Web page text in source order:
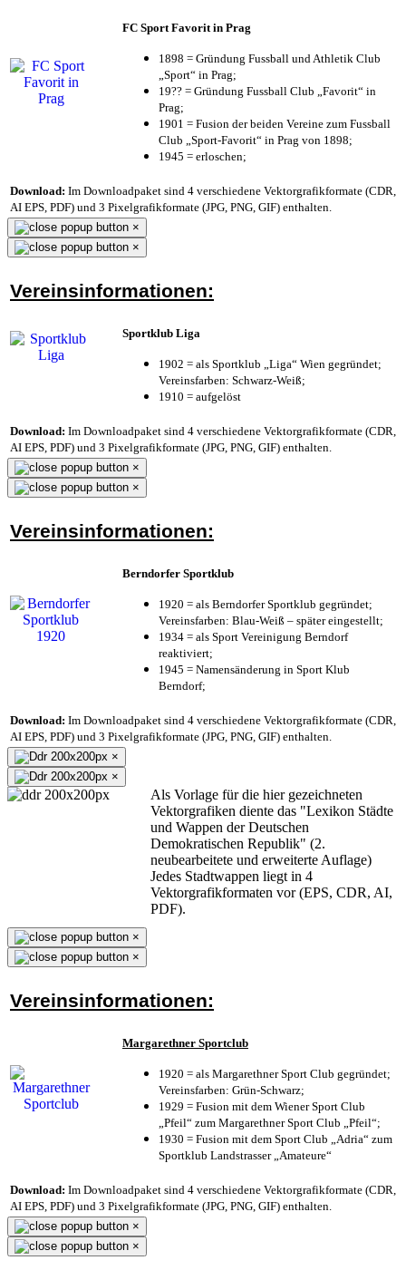
FC Sport Favorit in Prag
1898 = Gründung Fussball und Athletik Club
„Sport“ in Prag;
19?? = Gründung Fussball Club „Favorit“ in
Prag;
1901 = Fusion der beiden Vereine zum Fussball
Club „Sport-Favorit“ in Prag von 1898;
1945 = erloschen;
Download: Im Downloadpaket sind 4 verschiedene Vektorgrafikformate (CDR,
AI EPS, PDF) und 3 Pixelgrafikformate (JPG, PNG, GIF) enthalten.
×
×
Vereinsinformationen:
Sportklub Liga
1902 = als Sportklub „Liga“ Wien gegründet;
Vereinsfarben: Schwarz-Weiß;
1910 = aufgelöst
Download: Im Downloadpaket sind 4 verschiedene Vektorgrafikformate (CDR,
AI EPS, PDF) und 3 Pixelgrafikformate (JPG, PNG, GIF) enthalten.
×
×
Vereinsinformationen:
Berndorfer Sportklub
1920 = als Berndorfer Sportklub gegründet;
Vereinsfarben: Blau-Weiß – später eingestellt;
1934 = als Sport Vereinigung Berndorf
reaktiviert;
1945 = Namensänderung in Sport Klub
Berndorf;
Download: Im Downloadpaket sind 4 verschiedene Vektorgrafikformate (CDR,
AI EPS, PDF) und 3 Pixelgrafikformate (JPG, PNG, GIF) enthalten.
×
×
Als Vorlage für die hier gezeichneten
Vektorgrafiken diente das "Lexikon Städte
und Wappen der Deutschen
Demokratischen Republik" (2.
neubearbeitete und erweiterte Auflage)
Jedes Stadtwappen liegt in 4
Vektorgrafikformaten vor (EPS, CDR, AI,
PDF).
×
×
Vereinsinformationen:
Margarethner Sportclub
1920 = als Margarethner Sport Club gegründet;
Vereinsfarben: Grün-Schwarz;
1929 = Fusion mit dem Wiener Sport Club
„Pfeil“ zum Margarethner Sport Club „Pfeil“;
1930 = Fusion mit dem Sport Club „Adria“ zum
Sportklub Landstrasser „Amateure“
Download: Im Downloadpaket sind 4 verschiedene Vektorgrafikformate (CDR,
AI EPS, PDF) und 3 Pixelgrafikformate (JPG, PNG, GIF) enthalten.
×
×